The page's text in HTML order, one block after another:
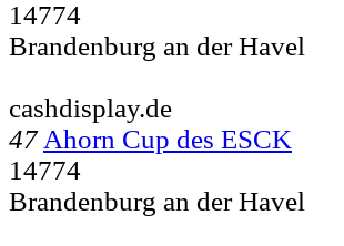
14774
Brandenburg an der Havel
cashdisplay.de
47 Ahorn Cup des ESCK
14774
Brandenburg an der Havel